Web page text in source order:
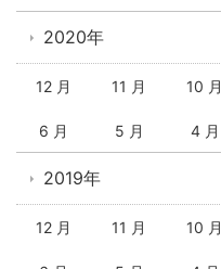
2020年
12 月 11 月 10 月
6 月 5 月 4 月
2019年
12 月 11 月 10 月